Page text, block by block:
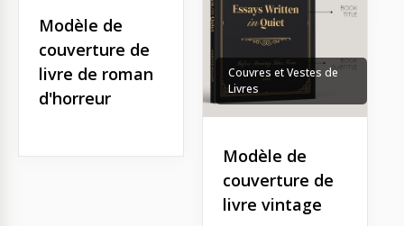
Modèle de
couverture de
livre de roman
d'horreur
Couvres et Vestes de
Livres
Modèle de
couverture de
livre vintage